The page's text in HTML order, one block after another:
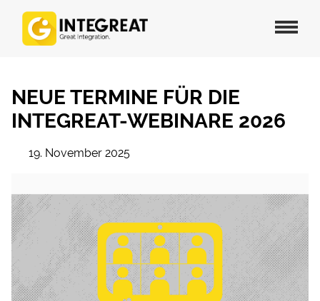
NEUE TERMINE FÜR DIE
INTEGREAT-WEBINARE 2026
19. November 2025